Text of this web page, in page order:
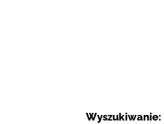
Wyszukiwanie: